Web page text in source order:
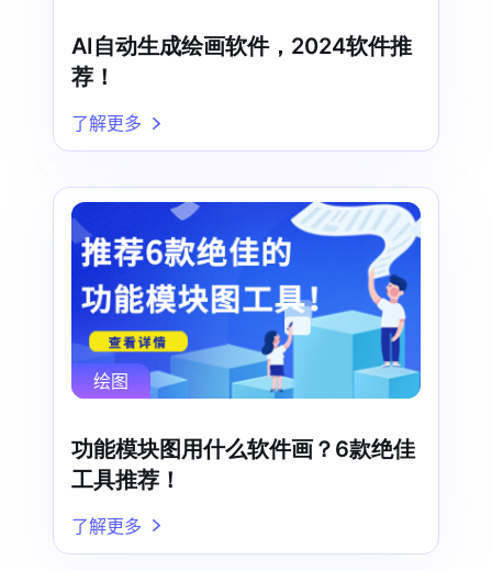
AI自动生成绘画软件，2024软件推
荐！
了解更多
绘图
功能模块图用什么软件画？6款绝佳
工具推荐！
了解更多